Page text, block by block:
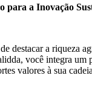
para a Inovação
destacar a riqueza
você integra um
valores à sua